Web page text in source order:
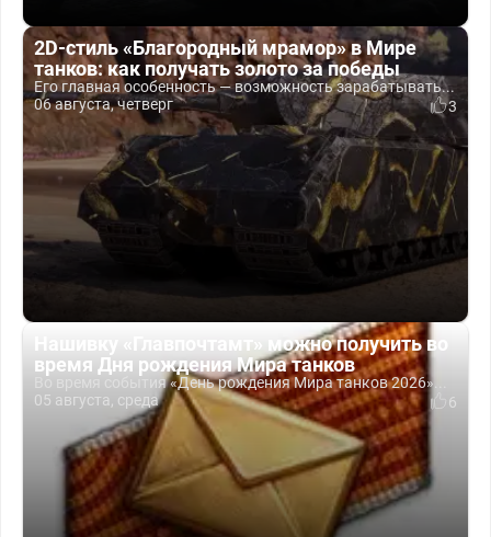
2D-стиль «Благородный мрамор» в Мире
танков: как получать золото за победы
Его главная особенность — возможность зарабатывать...
06 августа, четверг
3
Нашивку «Главпочтамт» можно получить во
время Дня рождения Мира танков
Во время события «День рождения Мира танков 2026»...
05 августа, среда
6